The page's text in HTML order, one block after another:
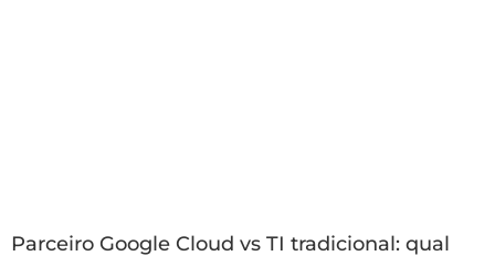
Parceiro Google Cloud vs TI tradicional: qual